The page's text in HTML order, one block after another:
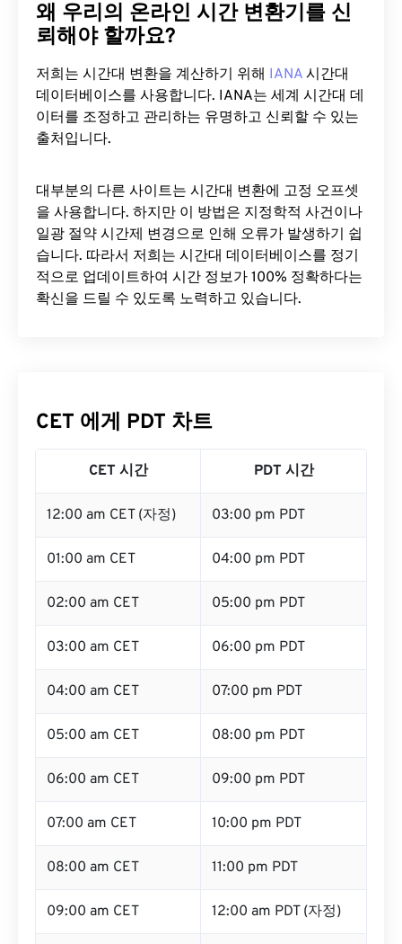
왜 우리의 온라인 시간 변환기를 신
뢰해야 할까요?
저희는 시간대 변환을 계산하기 위해 IANA 시간대
데이터베이스를 사용합니다. IANA는 세계 시간대 데
이터를 조정하고 관리하는 유명하고 신뢰할 수 있는
출처입니다.
대부분의 다른 사이트는 시간대 변환에 ​​고정 오프셋
을 사용합니다. 하지만 이 방법은 지정학적 사건이나
일광 절약 시간제 변경으로 인해 오류가 발생하기 쉽
습니다. 따라서 저희는 시간대 데이터베이스를 정기
적으로 업데이트하여 시간 정보가 100% 정확하다는
확신을 드릴 수 있도록 노력하고 있습니다.
CET 에게 PDT 차트
CET 시간 PDT 시간
12:00 am CET (자정) 03:00 pm PDT
01:00 am CET 04:00 pm PDT
02:00 am CET 05:00 pm PDT
03:00 am CET 06:00 pm PDT
04:00 am CET 07:00 pm PDT
05:00 am CET 08:00 pm PDT
06:00 am CET 09:00 pm PDT
07:00 am CET 10:00 pm PDT
08:00 am CET 11:00 pm PDT
09:00 am CET 12:00 am PDT (자정)